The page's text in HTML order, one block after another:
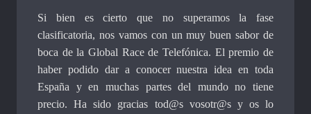
Si bien es cierto que no superamos la fase
clasificatoria, nos vamos con un muy buen sabor de
boca de la Global Race de Telefónica. El premio de
haber podido dar a conocer nuestra idea en toda
España y en muchas partes del mundo no tiene
precio. Ha sido gracias tod@s vosotr@s y os lo